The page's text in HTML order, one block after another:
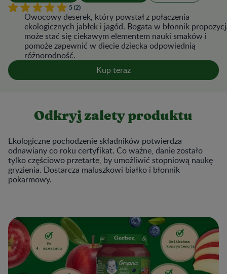
5 (2)
Owocowy deserek, który powstał z połączenia
ekologicznych jabłek i jagód. Bogata w błonnik
może stać się ciekawym elementem nauki smaków i
pomoże zapewnić w diecie dziecka odpowiednią
różnorodność.
Kup teraz
Odkryj zalety produktu
Ekologiczne pochodzenie składników potwierdza
odnawiany co roku certyfikat. Co ważne, danie zostało
tylko częściowo przetarte, by umożliwić stopniową naukę
gryzienia. Dostarcza maluszkowi białko i błonnik
pokarmowy.